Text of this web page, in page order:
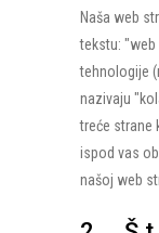
Naša web
tekstu:
tehnologije
nazivaju
treće strane
ispod vas
našoj web